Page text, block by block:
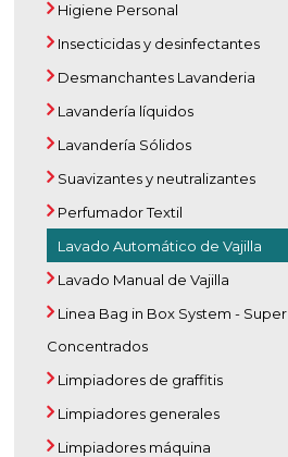
Higiene Personal
Insecticidas y desinfectantes
Desmanchantes Lavanderia
Lavandería líquidos
Lavandería Sólidos
Suavizantes y neutralizantes
Perfumador Textil
Lavado Automático de Vajilla
Lavado Manual de Vajilla
Linea Bag in Box System - Super
Concentrados
Limpiadores de graffitis
Limpiadores generales
Limpiadores máquina